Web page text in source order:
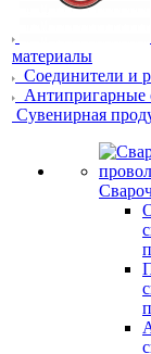
материалы
Соединители и
Антипригарные
Сувенирная